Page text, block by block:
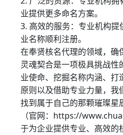
业提供更多命名方案。
3. 高效的服务：专业机构
业名称顺利注册。
在奉贤核名代理的领域，确
灵魂契合是一项极具挑战
业使命、挖掘名称内涵、打
原则以及借助专业力量，
找到属于自己的那颗璀璨星
（官网：https://
于为企业提供专业、高效的